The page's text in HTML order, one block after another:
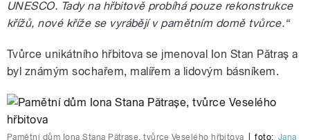
UNESCO. Tady na hřbitově probíhá pouze rekonstrukce
křížů, nové kříže se vyrábějí v pamětním domě tvůrce.“
Tvůrce unikátního hřbitova se jmenoval Ion Stan Pătraş a
byl známým sochařem, malířem a lidovým básníkem.
Pamětní dům Iona Stana Pătraşe, tvůrce Veselého hřbitova foto: Jana